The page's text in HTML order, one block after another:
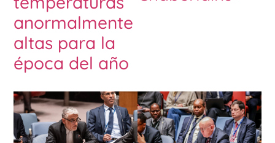
anormalmente
altas para la
época del año